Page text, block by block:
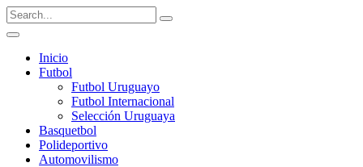
Inicio
Futbol
Futbol Uruguayo
Futbol Internacional
Selección Uruguaya
Basquetbol
Polideportivo
Automovilismo